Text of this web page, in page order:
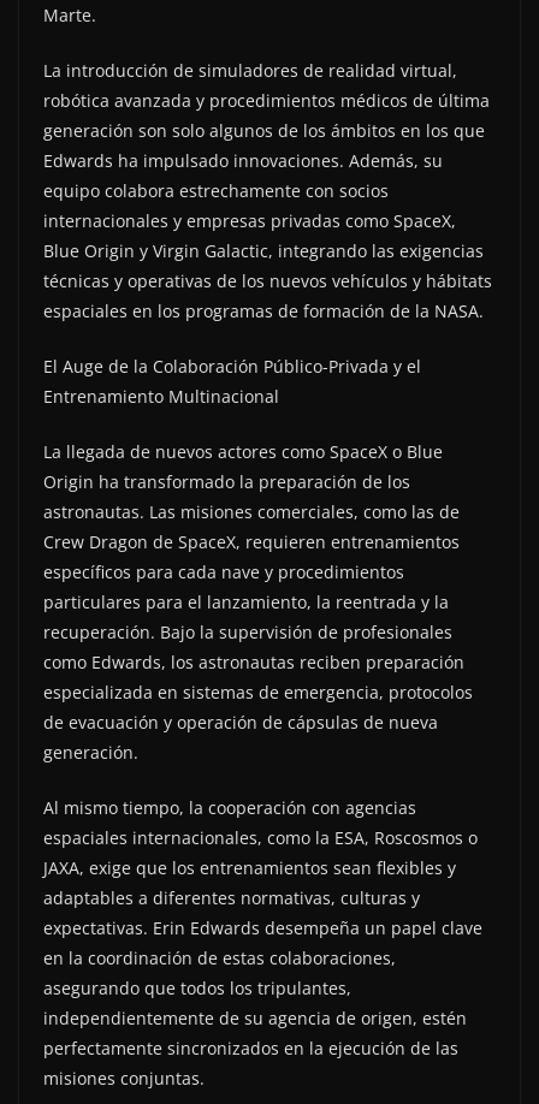
Marte.
La introducción de simuladores de realidad virtual,
robótica avanzada y procedimientos médicos de última
generación son solo algunos de los ámbitos en los que
Edwards ha impulsado innovaciones. Además, su
equipo colabora estrechamente con socios
internacionales y empresas privadas como SpaceX,
Blue Origin y Virgin Galactic, integrando las exigencias
técnicas y operativas de los nuevos vehículos y hábitats
espaciales en los programas de formación de la NASA.
El Auge de la Colaboración Público-Privada y el
Entrenamiento Multinacional
La llegada de nuevos actores como SpaceX o Blue
Origin ha transformado la preparación de los
astronautas. Las misiones comerciales, como las de
Crew Dragon de SpaceX, requieren entrenamientos
específicos para cada nave y procedimientos
particulares para el lanzamiento, la reentrada y la
recuperación. Bajo la supervisión de profesionales
como Edwards, los astronautas reciben preparación
especializada en sistemas de emergencia, protocolos
de evacuación y operación de cápsulas de nueva
generación.
Al mismo tiempo, la cooperación con agencias
espaciales internacionales, como la ESA, Roscosmos o
JAXA, exige que los entrenamientos sean flexibles y
adaptables a diferentes normativas, culturas y
expectativas. Erin Edwards desempeña un papel clave
en la coordinación de estas colaboraciones,
asegurando que todos los tripulantes,
independientemente de su agencia de origen, estén
perfectamente sincronizados en la ejecución de las
misiones conjuntas.